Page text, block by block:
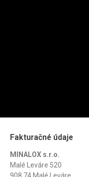
Fakturačné údaje
MINALOX s.r.o.
Malé Leváre 520